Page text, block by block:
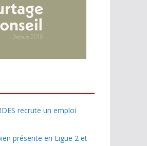
recrute un emploi
présente en Ligue 2 et